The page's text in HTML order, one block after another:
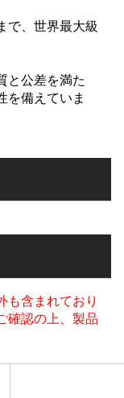
で、世界最大級
と公差を満た
を備えていま
も含まれており
確認の上、製品